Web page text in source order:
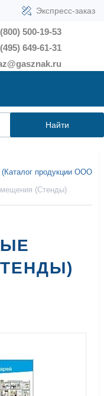
Экспресс-заказ
500-19-53
649-61-31
Найти
продукции ООО
(Стенды)